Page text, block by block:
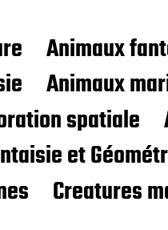
Animaux
Animaux
spatiale
et
Creatures